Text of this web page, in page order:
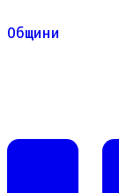
Общини